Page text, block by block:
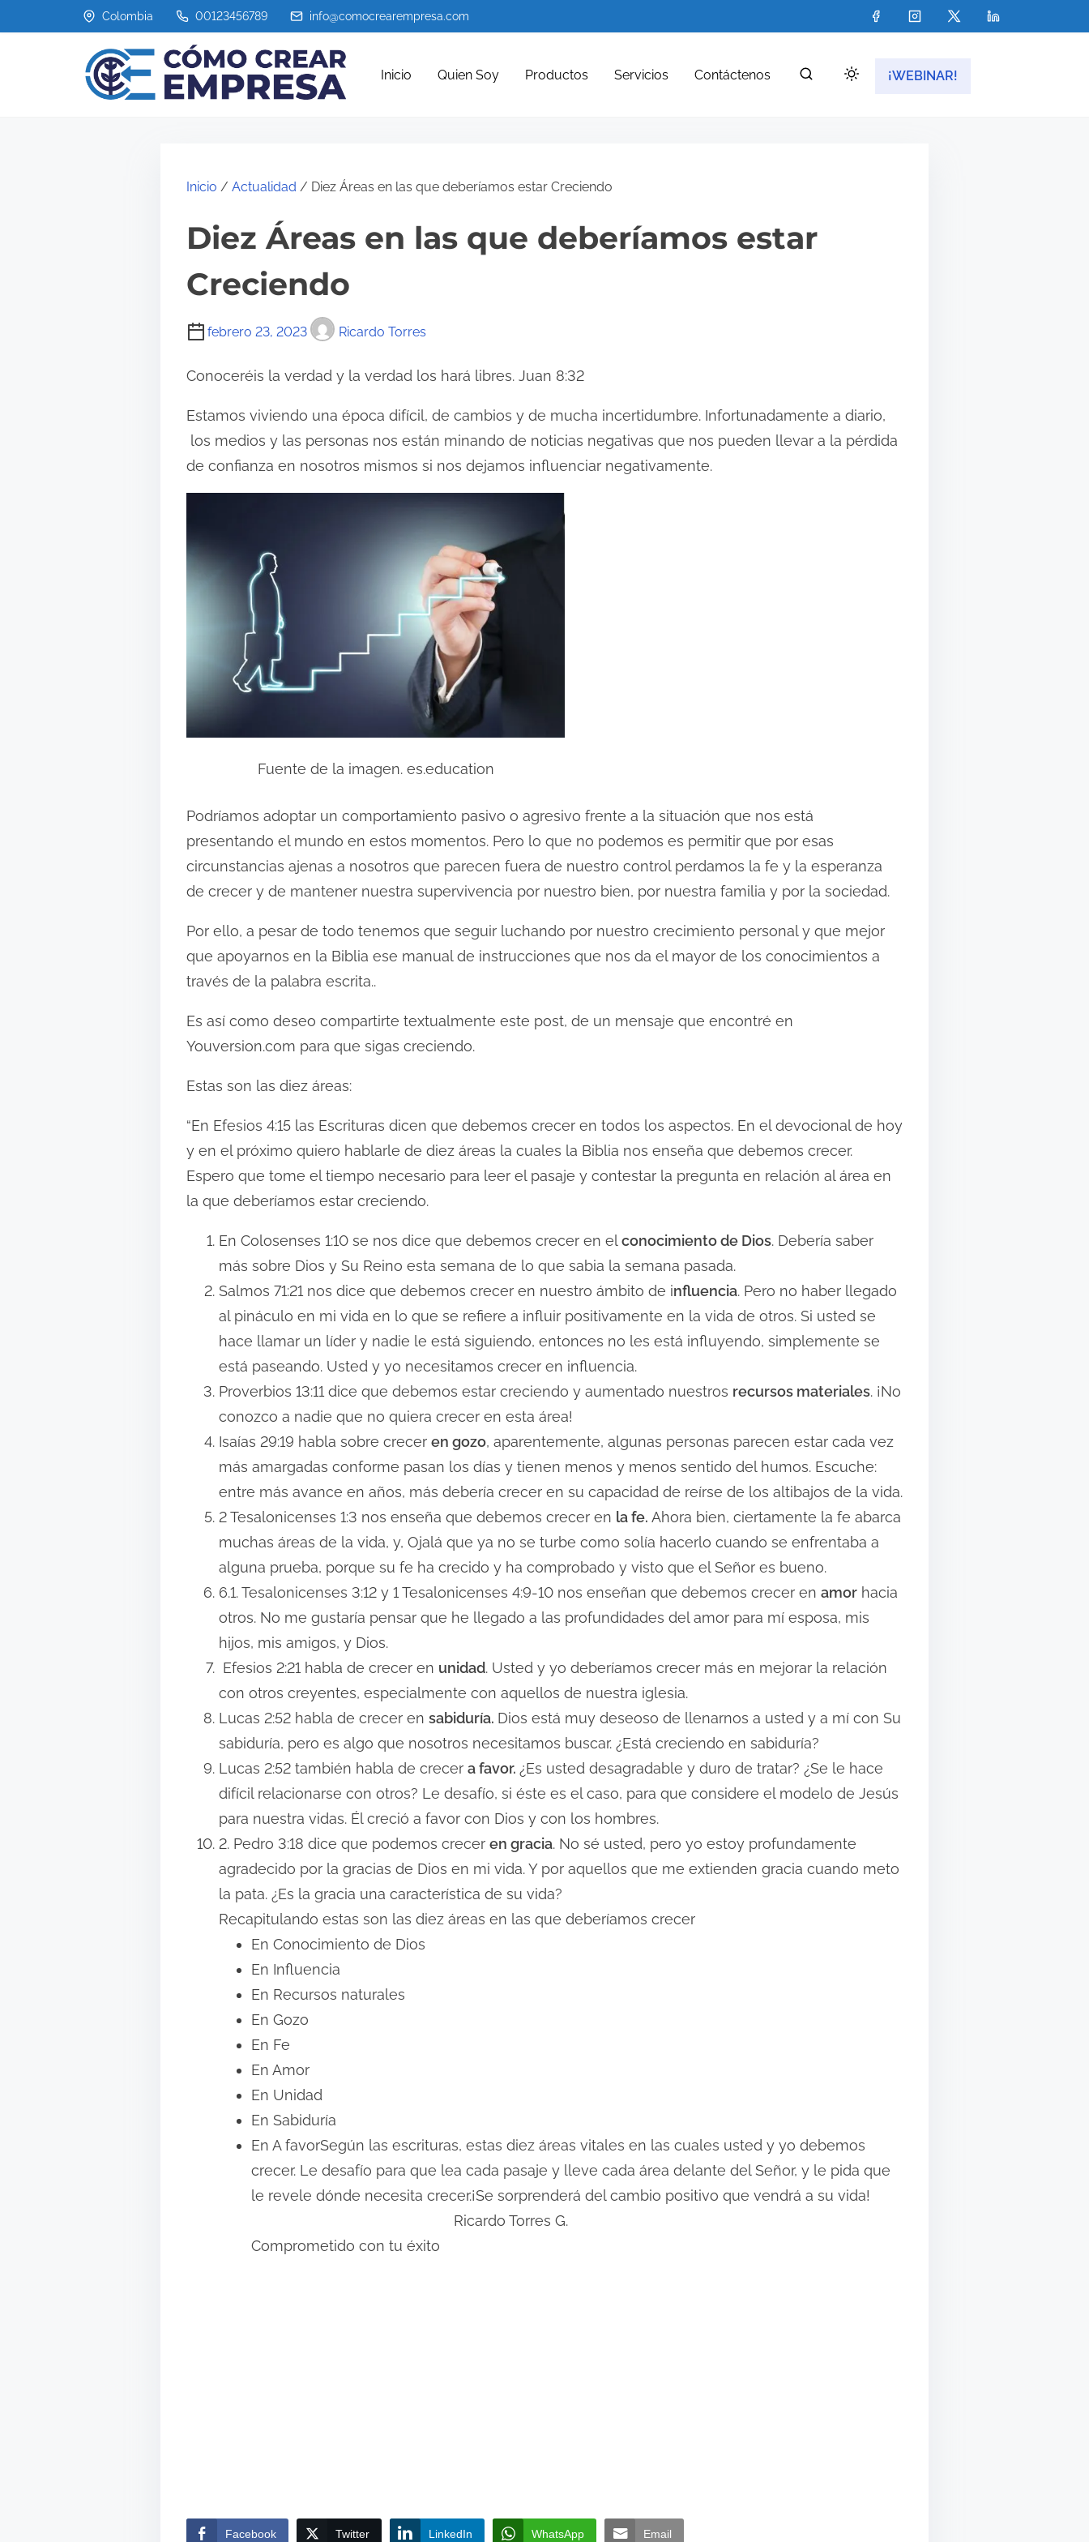
a
Colombia 00123456789 info@comocrearempresa.com
Inicio Quien Soy Productos Servicios Contáctenos ¡WEBINAR!
Inicio / Actualidad / Diez Áreas en las que deberíamos estar Creciendo
Diez Áreas en las que deberíamos estar
Creciendo
febrero 23, 2023 Ricardo Torres
Conoceréis la verdad y la verdad los hará libres. Juan 8:32
Estamos viviendo una época difícil, de cambios y de mucha incertidumbre. Infortunadamente a diario,
los medios y las personas nos están minando de noticias negativas que nos pueden llevar a la pérdida
de confianza en nosotros mismos si nos dejamos influenciar negativamente.
Fuente de la imagen. es.education
Podríamos adoptar un comportamiento pasivo o agresivo frente a la situación que nos está
presentando el mundo en estos momentos. Pero lo que no podemos es permitir que por esas
circunstancias ajenas a nosotros que parecen fuera de nuestro control perdamos la fe y la esperanza
de crecer y de mantener nuestra supervivencia por nuestro bien, por nuestra familia y por la sociedad.
Por ello, a pesar de todo tenemos que seguir luchando por nuestro crecimiento personal y que mejor
que apoyarnos en la Biblia ese manual de instrucciones que nos da el mayor de los conocimientos a
través de la palabra escrita..
Es así como deseo compartirte textualmente este post, de un mensaje que encontré en
Youversion.com para que sigas creciendo.
Estas son las diez áreas:
“En Efesios 4:15 las Escrituras dicen que debemos crecer en todos los aspectos. En el devocional de hoy
y en el próximo quiero hablarle de diez áreas la cuales la Biblia nos enseña que debemos crecer.
Espero que tome el tiempo necesario para leer el pasaje y contestar la pregunta en relación al área en
la que deberíamos estar creciendo.
En Colosenses 1:10 se nos dice que debemos crecer en elconocimiento de Dios. Debería saber
más sobre Dios y Su Reino esta semana de lo que sabia la semana pasada.
Salmos 71:21 nos dice que debemos crecer en nuestro ámbito de influencia. Pero no haber llegado
al pináculo en mi vida en lo que se refiere a influir positivamente en la vida de otros. Si usted se
hace llamar un líder y nadie le está siguiendo, entonces no les está influyendo, simplemente se
está paseando. Usted y yo necesitamos crecer en influencia.
Proverbios 13:11 dice que debemos estar creciendo y aumentado nuestros recursos materiales. ¡No
conozco a nadie que no quiera crecer en esta área!
Isaías 29:19 habla sobre crecer en gozo, aparentemente, algunas personas parecen estar cada vez
más amargadas conforme pasan los días y tienen menos y menos sentido del humos. Escuche:
entre más avance en años, más debería crecer en su capacidad de reírse de los altibajos de la vida.
2 Tesalonicenses 1:3 nos enseña que debemos crecer en la fe. Ahora bien, ciertamente la fe abarca
muchas áreas de la vida, y, Ojalá que ya no se turbe como solía hacerlo cuando se enfrentaba a
alguna prueba, porque su fe ha crecido y ha comprobado y visto que el Señor es bueno.
6.1. Tesalonicenses 3:12 y 1 Tesalonicenses 4:9-10 nos enseñan que debemos crecer en amor hacia
otros. No me gustaría pensar que he llegado a las profundidades del amor para mí esposa, mis
hijos, mis amigos, y Dios.
Efesios 2:21 habla de crecer en unidad. Usted y yo deberíamos crecer más en mejorar la relación
con otros creyentes, especialmente con aquellos de nuestra iglesia.
Lucas 2:52 habla de crecer en sabiduría. Dios está muy deseoso de llenarnos a usted y a mí con Su
sabiduría, pero es algo que nosotros necesitamos buscar. ¿Está creciendo en sabiduría?
Lucas 2:52 también habla de crecer a favor. ¿Es usted desagradable y duro de tratar? ¿Se le hace
difícil relacionarse con otros? Le desafío, si éste es el caso, para que considere el modelo de Jesús
para nuestra vidas. Él creció a favor con Dios y con los hombres.
2. Pedro 3:18 dice que podemos crecer en gracia. No sé usted, pero yo estoy profundamente
agradecido por la gracias de Dios en mi vida. Y por aquellos que me extienden gracia cuando meto
la pata. ¿Es la gracia una característica de su vida?
Recapitulando estas son las diez áreas en las que deberíamos crecer
En Conocimiento de Dios
En Influencia
En Recursos naturales
En Gozo
En Fe
En Amor
En Unidad
En Sabiduría
En A favorSegún las escrituras, estas diez áreas vitales en las cuales usted y yo debemos
crecer. Le desafío para que lea cada pasaje y lleve cada área delante del Señor, y le pida que
le revele dónde necesita crecer.¡Se sorprenderá del cambio positivo que vendrá a su vida!
Ricardo Torres G.
Comprometido con tu éxito
Facebook Twitter LinkedIn WhatsApp Email